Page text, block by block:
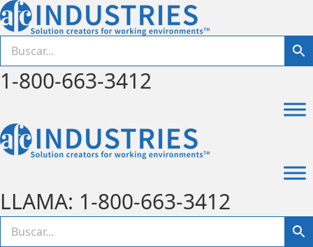
1-800-663-3412
LLAMA: 1-800-663-3412